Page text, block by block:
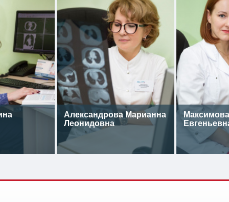
Александрова Марианна
Леонидовна